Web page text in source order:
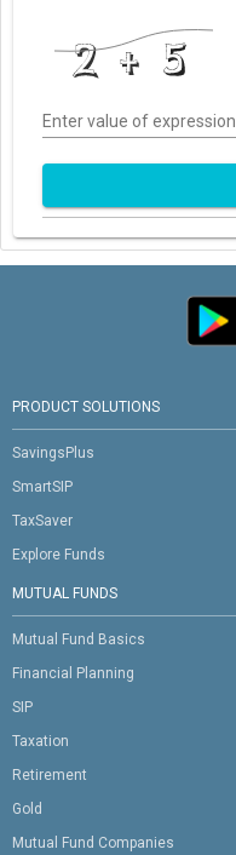
Enter value of expression
PRODUCT SOLUTIONS
SavingsPlus
SmartSIP
TaxSaver
Explore Funds
MUTUAL FUNDS
Mutual Fund Basics
Financial Planning
SIP
Taxation
Retirement
Gold
Mutual Fund Companies